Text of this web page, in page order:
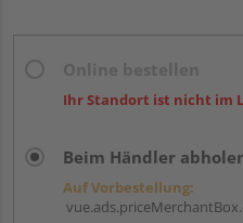
Ihr Standort ist nicht im
Beim Händler
Auf Vorbestellung: